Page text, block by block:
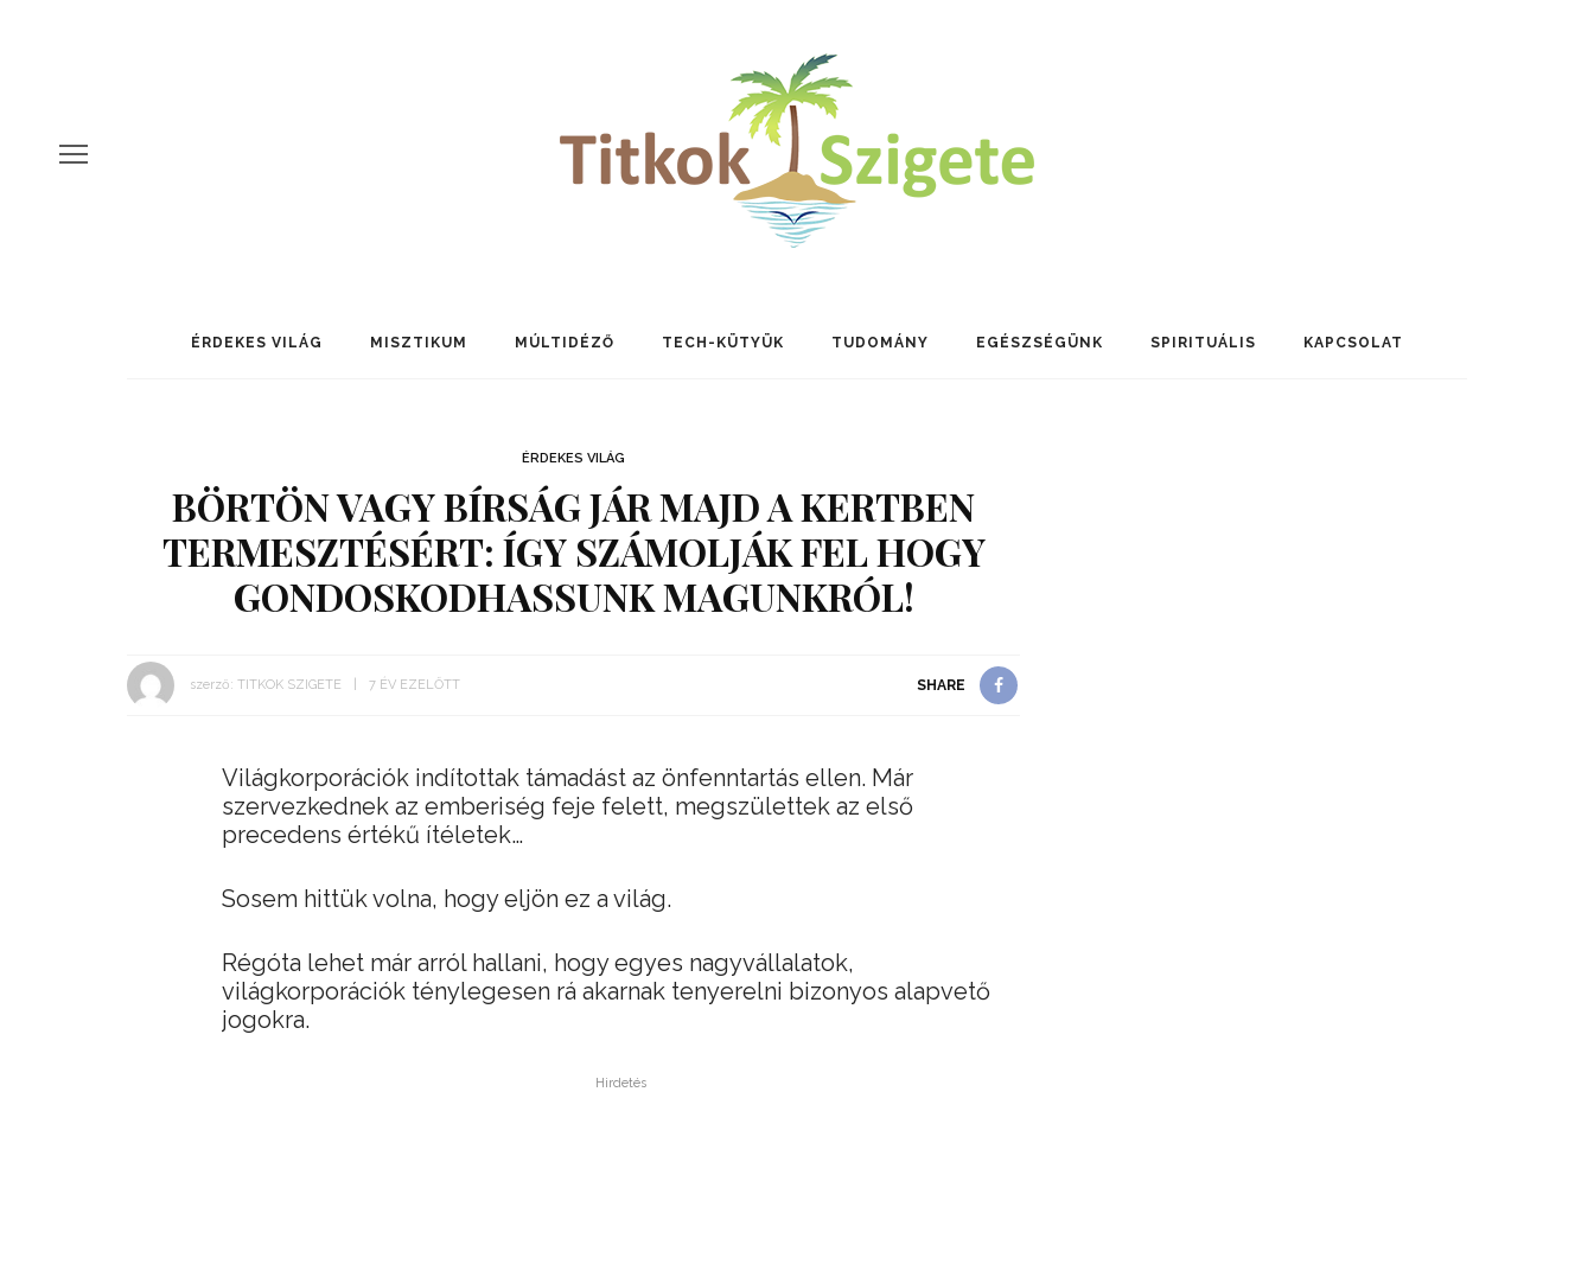
ÉRDEKES VILÁG MISZTIKUM MÚLTIDÉZŐ TECH-KÜTYÜK TUDOMÁNY EGÉSZSÉGÜNK SPIRITUÁLIS KAPCSOLAT
ÉRDEKES VILÁG
BÖRTÖN VAGY BÍRSÁG JÁR MAJD A KERTBEN
TERMESZTÉSÉRT: ÍGY SZÁMOLJÁK FEL HOGY
GONDOSKODHASSUNK MAGUNKRÓL!
szerző: TITKOK SZIGETE 7 ÉV EZELŐTT SHARE
Világkorporációk indítottak támadást az önfenntartás ellen. Már
szervezkednek az emberiség feje felett, megszülettek az első
precedens értékű ítéletek…
Sosem hittük volna, hogy eljön ez a világ.
Régóta lehet már arról hallani, hogy egyes nagyvállalatok,
világkorporációk ténylegesen rá akarnak tenyerelni bizonyos alapvető
jogokra.
Hirdetés